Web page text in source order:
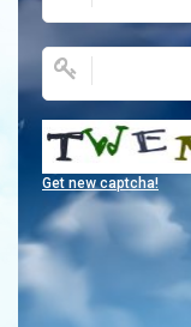
Get new captcha!